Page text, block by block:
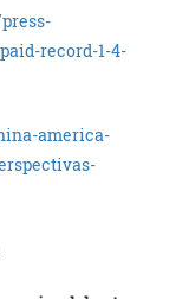
record-1-4-
america-